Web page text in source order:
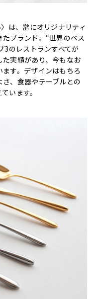
は、常にオリジナリティ
ブランド。“世界のベス
3のレストランすべてが
た実績があり、今もなお
す。デザインはもちろ
、食器やテーブルとの
います。